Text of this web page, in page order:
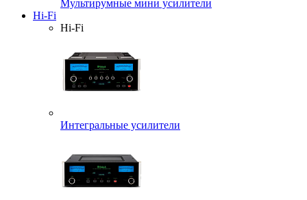
Мультирумные мини усилители
Hi-Fi
Hi-Fi
Интегральные усилители